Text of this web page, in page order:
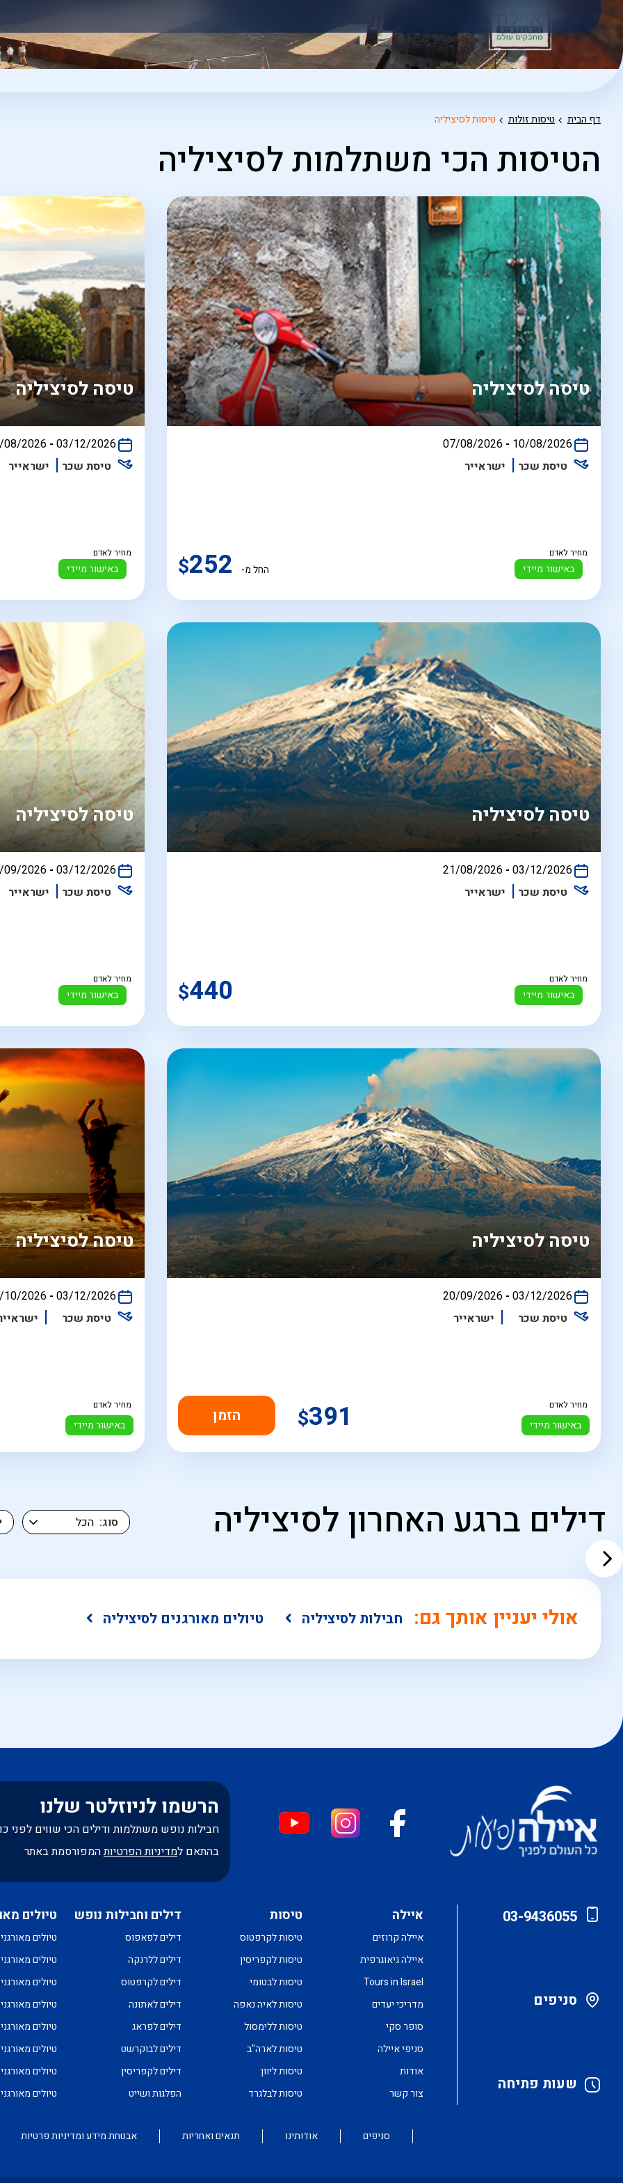
החיפוש
הנוספות
מוצגות
לפני
דף הבית טיסות זולות טיסות לסיציליה
הטיסות הכי משתלמות לסיציליה
טיסה לסיציליה
בין
07/08/2026 - 10/08/2026
טיסת שכר
ישראייר
באישור מיידי
מחיר לאדם
החל מ- $252
טיסה לסיציליה
08/2026 -03/12/2026
טיסת שכר
ישראייר
באישור מיידי
מחיר לאדם
טיסה לסיציליה
בין
21/08/2026 - 03/12/2026
טיסת שכר
ישראייר
באישור מיידי
מחיר לאדם $440
טיסה לסיציליה
09/2026 -03/12/2026
טיסת שכר
ישראייר
באישור מיידי
מחיר לאדם
טיסה לסיציליה
בין
20/09/2026 - 03/12/2026
טיסת שכר
ישראייר
באישור מיידי
מחיר לאדם $391
טיסה לסיציליה
10/2026 -03/12/2026
טיסת שכר
באישור מיידי
מחיר לאדם
דילים ברגע האחרון לסיציליה סוג
אולי יעניין אותך גם: חבילות לסיציליה טיולים מאורגנים לסיציליה
הרשמו לניוזלטר שלנו
חבילות נופש משתלמות ודילים הכי שווים לפני
בהתאם למדיניות הפרטיותהמפורסמת באתר
03-9436055
סניפים
שעות פתיחה
איילה
איילה קרוזים
איילה גיאוגרפית
Tours in Israel
מדריכי יעדים
סופר סקי
סניפי איילה
אודות
צור קשר
טיסות
טיסות לקרפטוס
טיסות לקפריסין
טיסות לבטומי
טיסות לאיה נאפה
טיסות ללימסול
טיסות לארה"ב
טיסות ליוון
טיסות לבלגרד
דילים וחבילות נופש
דילים לפאפוס
דילים ללרנקה
דילים לקרפטוס
דילים לאתונה
דילים לפראג
דילים לבוקרשט
דילים לקפריסין
הפלגות ושייט
טיולים
טיולים
טיולים
טיולים
טיולים
טיולים
טיולים
טיולים
טיולים
סניפים אודותינו תנאים ואחריות אבטחת מידע ומדיניות פרטיות